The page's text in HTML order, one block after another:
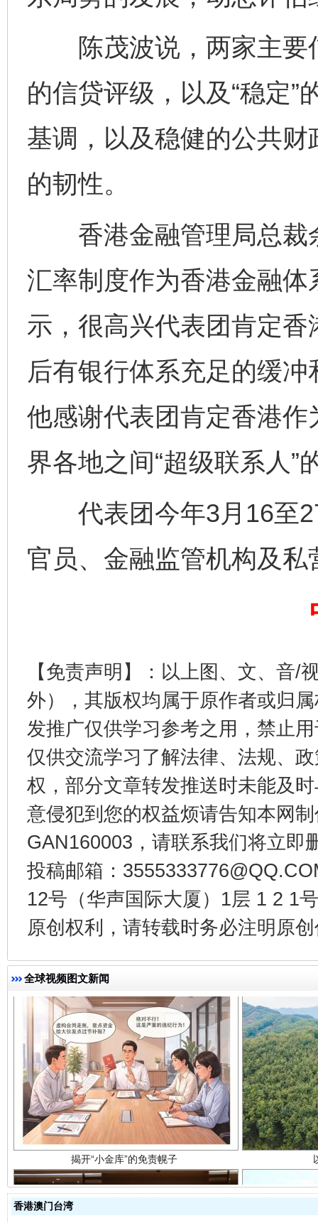
陈茂波说，两家主要
的信贷评级，以及“稳定
基调，以及稳健的公共
的韧性。
香港金融管理局总裁
汇率制度作为香港金融
示，很高兴代表团肯定
后有银行体系充足的缓
他感谢代表团肯定香港
界各地之间“超级联系人”
代表团今年3月16至
官员、金融监管机构及
【免责声明】：以上图、文、音/
外），其版权均属于原作者或归
发推广仅供学习参考之用，禁止
仅供交流学习了解法律、法规、
权，部分文章转发推送时未能及
意侵犯到您的权益烦请告知本网
GAN160003，请联系我们将立即
投稿邮箱：
12号（华声国际大厦）1层 1 2 1
原创权利，请转载时务必注明原
全球视频图文新闻
东山县通报“牛蛙产品抗生素超标问题” 法
千年窑火 生生不息 一
揭开“小金库”的免责幌子
香港澳门台湾